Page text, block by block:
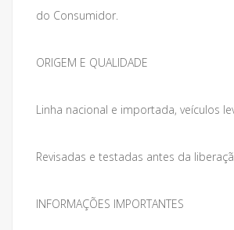
do Consumidor.
ORIGEM E QUALIDADE
Linha nacional e importada, veículos
Revisadas e testadas antes da
INFORMAÇÕES IMPORTANTES